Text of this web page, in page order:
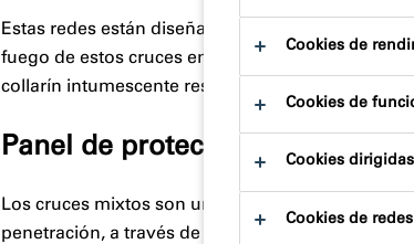
Estas redes están diseñadas para atravesar
fuego de estos cruces en los muros con
collarín intumescente resistente al fuego.
Panel de protección contra
Los cruces mixtos son un conjunto de
penetración, a través de una pared o suelo. Por
Cookies de
Cookies de
Cookies dirigidas
Cookies de